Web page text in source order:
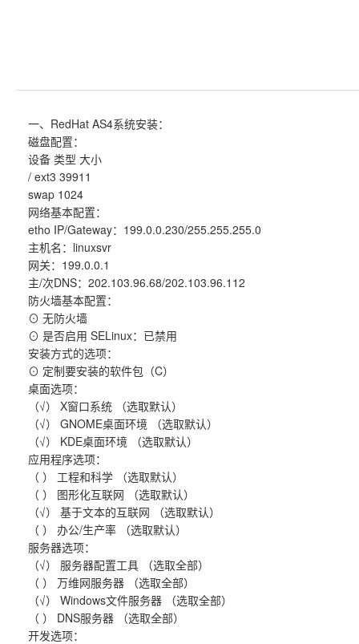
一、RedHat AS4系统安装：
磁盘配置：
设备 类型 大小
/ ext3 39911
swap 1024
网络基本配置：
etho IP/Gateway：199.0.0.230/255.255.255.0
主机名：linuxsvr
网关：199.0.0.1
主/次DNS：202.103.96.68/202.103.96.112
防火墙基本配置：
⊙ 无防火墙
⊙ 是否启用 SELinux：已禁用
安装方式的选项：
⊙ 定制要安装的软件包（C）
桌面选项：
（√） X窗口系统 （选取默认）
（√） GNOME桌面环境 （选取默认）
（√） KDE桌面环境 （选取默认）
应用程序选项：
（ ） 工程和科学 （选取默认）
（ ） 图形化互联网 （选取默认）
（√） 基于文本的互联网 （选取默认）
（ ） 办公/生产率 （选取默认）
服务器选项：
（√） 服务器配置工具 （选取全部）
（ ） 万维网服务器 （选取全部）
（√） Windows文件服务器 （选取全部）
（ ） DNS服务器 （选取全部）
开发选项：